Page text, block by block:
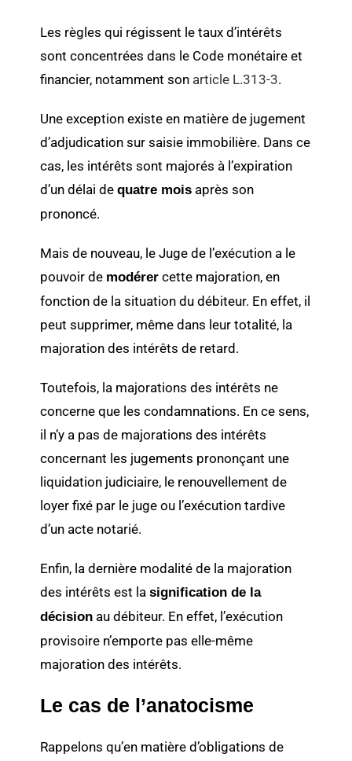
Les règles qui régissent le taux d’intérêts
sont concentrées dans le Code monétaire et
financier, notamment son article L.313-3.
Une exception existe en matière de jugement
d’adjudication sur saisie immobilière. Dans ce
cas, les intérêts sont majorés à l’expiration
d’un délai dequatre mois après son
prononcé.
Mais de nouveau, le Juge de l’exécution a le
pouvoir de modérer cette majoration, en
fonction de la situation du débiteur. En effet, il
peut supprimer, même dans leur totalité, la
majoration des intérêts de retard.
Toutefois, la majorations des intérêts ne
concerne que les condamnations. En ce sens,
il n’y a pas de majorations des intérêts
concernant les jugements prononçant une
liquidation judiciaire, le renouvellement de
loyer fixé par le juge ou l’exécution tardive
d’un acte notarié.
Enfin, la dernière modalité de la majoration
des intérêts est lasignification de la
décision au débiteur. En effet, l’exécution
provisoire n’emporte pas elle-même
majoration des intérêts.
Le cas de l’anatocisme
Rappelons qu’en matière d’obligations de